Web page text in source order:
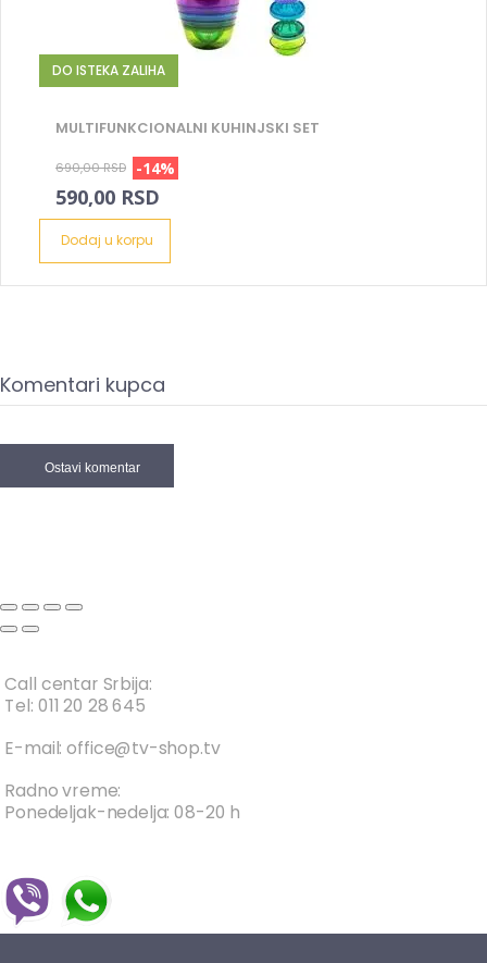
DO ISTEKA ZALIHA
MULTIFUNKCIONALNI KUHINJSKI SET
690,00 RSD -14%
590,00 RSD
Dodaj u korpu
Komentari kupca
Ostavi komentar
Call centar Srbija:
Tel: 011 20 28 645
E-mail: office@tv-shop.tv
Radno vreme:
Ponedeljak-nedelja: 08-20 h